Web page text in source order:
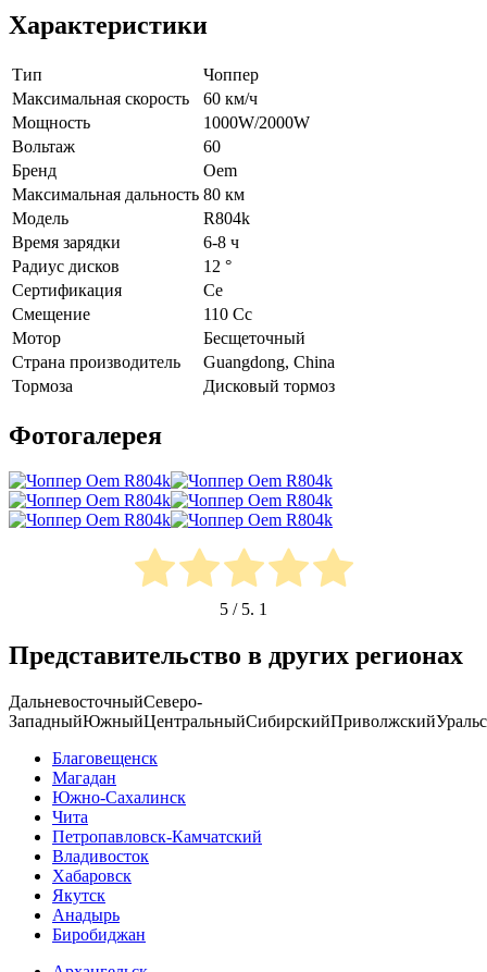
Характеристики
Тип
Чоппер
Максимальная скорость
60 км/ч
Мощность
1000W/2000W
Вольтаж
60
Бренд
Oem
Максимальная дальность 80 км
Модель
R804k
Время зарядки
6-8 ч
Радиус дисков
12 °
Сертификация
Ce
Смещение
110 Cc
Мотор
Бесщеточный
Страна производитель
Guangdong, China
Тормоза
Дисковый тормоз
Фотогалерея
5 / 5. 1
Представительство в других регионах
ДальневосточныйСеверо-
ЗападныйЮжныйЦентральныйСибирскийПриволжский
Благовещенск
Магадан
Южно-Сахалинск
Чита
Петропавловск-Камчатский
Владивосток
Хабаровск
Якутск
Анадырь
Биробиджан